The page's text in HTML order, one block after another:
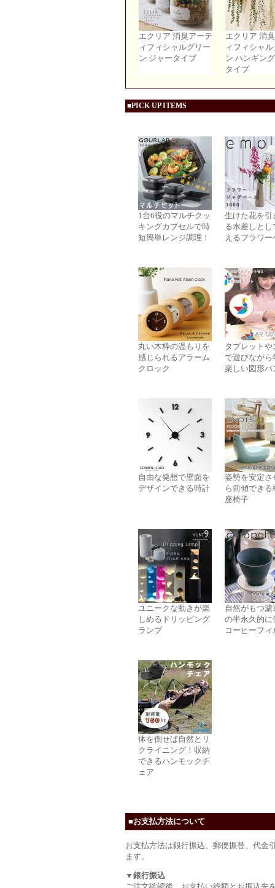
エクリア 消臭アーテ
ィフィシャルグリー
ン ジャータイプ
エクリア 消
ィフィシャ
ン ハンギン
タイプ
■PICK UP ITEMS
1台6役のマルチクッ
キングカプセルで時
短簡単レンジ調理！
生けた花を引
る水差しとし
えるフラワー
丸い木枠の温もりを
感じられるアラーム
クロック
タブレットや
で遊びながら
楽しい図形パ
自由な発想で壁面を
デザインできる時計
姿勢を安定さ
ら前傾できる
座椅子
ユニークな動きが楽
しめるドリッピング
ランプ
自然がもつ濾
の半永久的に
コーヒーフィ
体を倒せば自然とリ
クライニング！収納
できるハンモックチ
ェア
■お支払方法について
お支払方法は銀行振込、郵便振替、代金
ます。
▼銀行振込